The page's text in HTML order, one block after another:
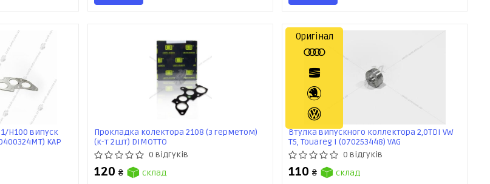
H100 випуск
KAP
Прокладка колектора 2108 (з герметом)
(к-т 2шт) DIMOTTO
0 відгуків
120₴
склад
Втулка випускного коллектора 2,0TDI VW
T5, Touareg I (070253448) VAG
0 відгуків
110₴
склад
Оригінал